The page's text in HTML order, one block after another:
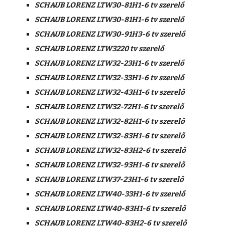
SCHAUB LORENZ LTW30-81H1-6 tv szerelő
SCHAUB LORENZ LTW30-81H1-6 tv szerelő
SCHAUB LORENZ LTW30-91H3-6 tv szerelő
SCHAUB LORENZ LTW3220 tv szerelő
SCHAUB LORENZ LTW32-23H1-6 tv szerelő
SCHAUB LORENZ LTW32-33H1-6 tv szerelő
SCHAUB LORENZ LTW32-43H1-6 tv szerelő
SCHAUB LORENZ LTW32-72H1-6 tv szerelő
SCHAUB LORENZ LTW32-82H1-6 tv szerelő
SCHAUB LORENZ LTW32-83H1-6 tv szerelő
SCHAUB LORENZ LTW32-83H2-6 tv szerelő
SCHAUB LORENZ LTW32-93H1-6 tv szerelő
SCHAUB LORENZ LTW37-23H1-6 tv szerelő
SCHAUB LORENZ LTW40-33H1-6 tv szerelő
SCHAUB LORENZ LTW40-83H1-6 tv szerelő
SCHAUB LORENZ LTW40-83H2-6 tv szerelő